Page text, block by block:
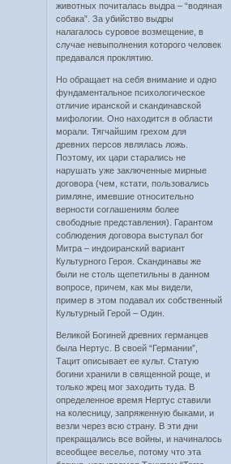
животных почиталась выдра – “водяная
собака”. За убийство выдры
налагалось суровое возмещение, в
случае невыполнения которого человек
предавался проклятию.
Но обращает на себя внимание и одно
фундаментальное психологическое
отличие иранской и скандинавской
мифологии. Оно находится в области
морали. Тягчайшим грехом для
древних персов являлась ложь.
Поэтому, их цари старались не
нарушать уже заключенные мирные
договора (чем, кстати, пользовались
римляне, имевшие относительно
верности соглашениям более
свободные представления). Гарантом
соблюдения договора выступал бог
Митра – индоиранский вариант
Культурного Героя. Скандинавы же
были не столь щепетильны в данном
вопросе, причем, как мы видели,
пример в этом подавал их собственный
Культурный Герой – Один.
Великой Богиней древних германцев
была Нертус. В своей “Германии”,
Тацит описывает ее культ. Статую
богини хранили в священной роще, и
только жрец мог заходить туда. В
определенное время Нертус ставили
на колесницу, запряженную быками, и
везли через всю страну. В эти дни
прекращались все войны, и начиналось
всеобщее веселье, потому что эта